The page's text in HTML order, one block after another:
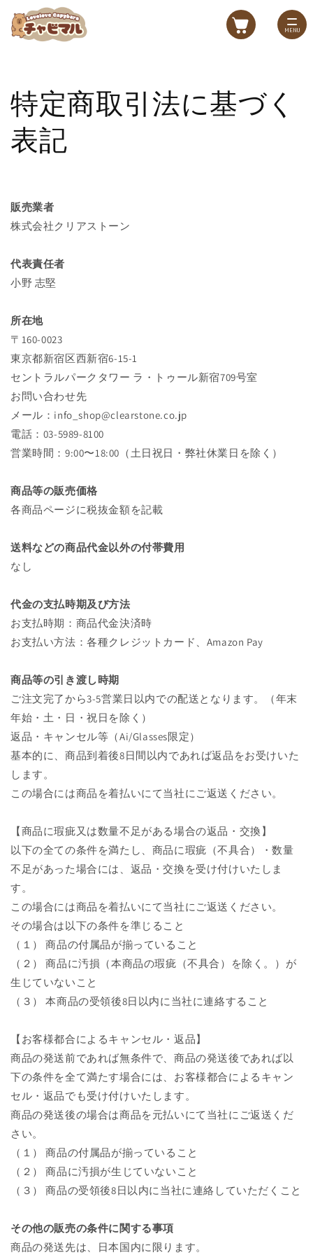
ンツに
進む
MENU
特定商取引法に基づく
表記
販売業者
株式会社クリアストーン
代表責任者
小野 志堅
所在地
〒160-0023
東京都新宿区西新宿6-15-1
セントラルパークタワー ラ・トゥール新宿709号室
お問い合わせ先
メール：info_shop@clearstone.co.jp
電話：03-5989-8100
営業時間：9:00〜18:00（土日祝日・弊社休業日を除く）
商品等の販売価格
各商品ページに税抜金額を記載
送料などの商品代金以外の付帯費用
なし
代金の支払時期及び方法
お支払時期：商品代金決済時
お支払い方法：各種クレジットカード、Amazon Pay
商品等の引き渡し時期
ご注文完了から3-5営業日以内での配送となります。（年末
年始・土・日・祝日を除く）
返品・キャンセル等（Ai/Glasses限定）
基本的に、商品到着後8日間以内であれば返品をお受けいた
します。
この場合には商品を着払いにて当社にご返送ください。
【商品に瑕疵又は数量不足がある場合の返品・交換】
以下の全ての条件を満たし、商品に瑕疵（不具合）・数量
不足があった場合には、返品・交換を受け付けいたしま
す。
この場合には商品を着払いにて当社にご返送ください。
その場合は以下の条件を準じること
（１） 商品の付属品が揃っていること
（２） 商品に汚損（本商品の瑕疵（不具合）を除く。）が
生じていないこと
（３） 本商品の受領後8日以内に当社に連絡すること
【お客様都合によるキャンセル・返品】
商品の発送前であれば無条件で、商品の発送後であれば以
下の条件を全て満たす場合には、お客様都合によるキャン
セル・返品でも受け付けいたします。
商品の発送後の場合は商品を元払いにて当社にご返送くだ
さい。
（ １ ） 商品の付属品が揃っていること
（ ２ ） 商品に汚損が生じていないこと
（ ３ ） 商品の受領後8日以内に当社に連絡していただくこと
その他の販売の条件に関する事項
商品の発送先は、日本国内に限ります。